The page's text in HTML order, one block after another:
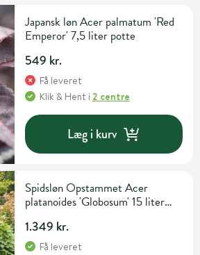
Japansk løn Acer palmatum 'Red
Emperor' 7,5 liter potte
549 kr.
Få leveret
Klik & Hent i2 centre
Læg i kurv
Spidsløn Opstammet Acer
platanoides 'Globosum' 15 liter
1.349 kr.
Få leveret